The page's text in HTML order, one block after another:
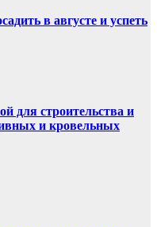
в августе и успеть
для строительства и
и кровельных